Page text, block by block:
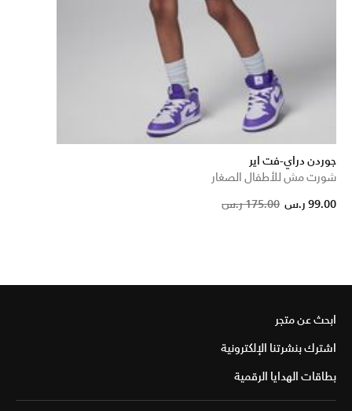
جوردن دراي-فت اير
شورت مش للأطفال الصغار
175.00 ر.س 99.00 ر.س
ابحث عن متجر
اشترك بنشرتنا الإلكترونية
بطاقات الهدايا الرقمية